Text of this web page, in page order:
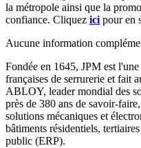
la métropole ainsi que la
confiance. Cliquez ici pour en
Aucune information
Fondée en 1645, JPM est
françaises de serrurerie et fait
ABLOY, leader mondial des
près de 380 ans de savoir-
solutions mécaniques et
bâtiments résidentiels,
public (ERP).